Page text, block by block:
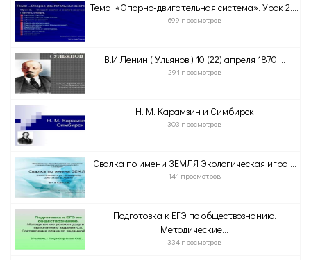
Тема: «Опорно-двигательная система». Урок 2....
699 просмотров
В.И.Ленин ( Ульянов ) 10 (22) апреля 1870,...
291 просмотров
Н. М. Карамзин и Симбирск
303 просмотров
Свалка по имени ЗЕМЛЯ Экологическая игра,...
141 просмотров
Подготовка к ЕГЭ по обществознанию.
Методические...
334 просмотров